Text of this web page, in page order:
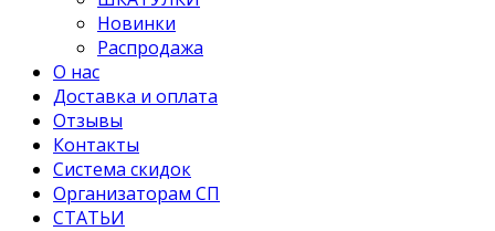
Новинки
Распродажа
О нас
Доставка и оплата
Отзывы
Контакты
Система скидок
Организаторам СП
СТАТЬИ